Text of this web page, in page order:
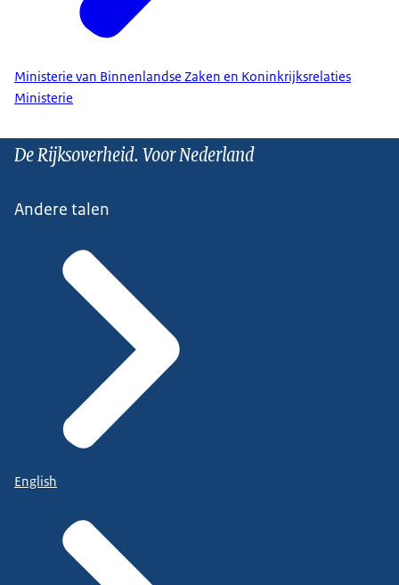
Ministerie van Binnenlandse Zaken en Koninkrijksrelaties
Ministerie
De Rijksoverheid. Voor Nederland
Andere talen
English